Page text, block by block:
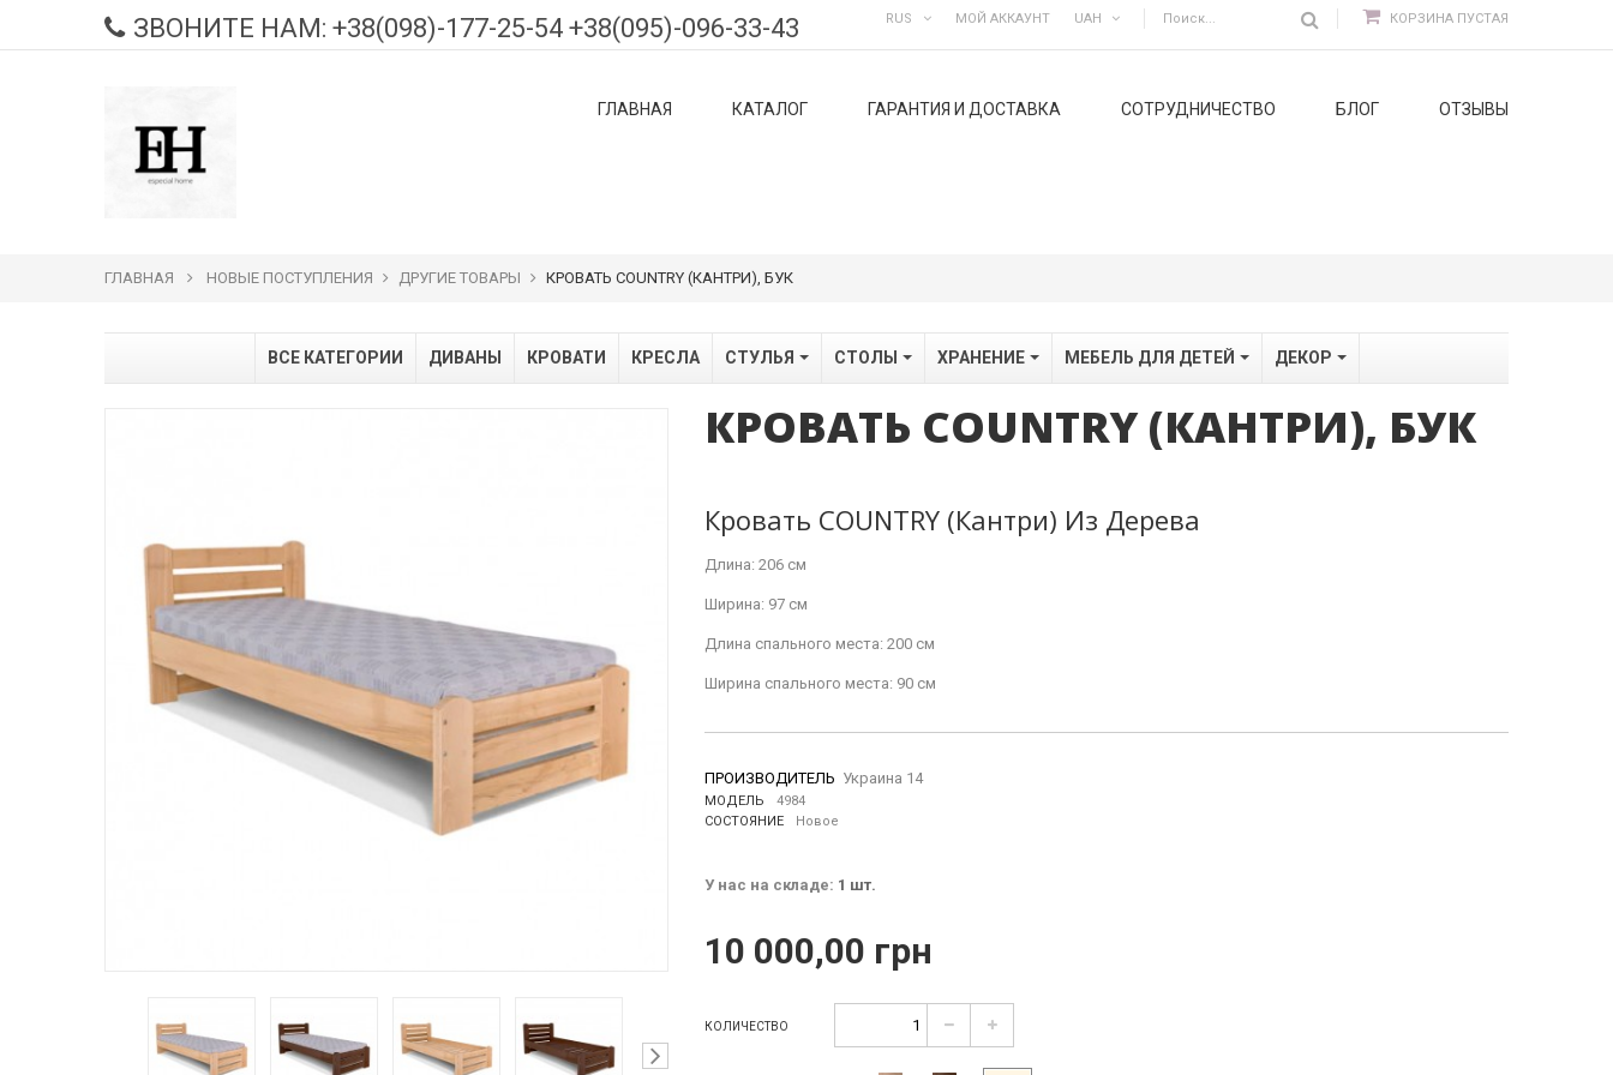
ЗВОНИТЕ НАМ: +38(098)-177-25-54 +38(095)-096-33-43 КОРЗИНА ПУСТАЯ
UAH
МОЙ АККАУНТ
RUS
ГЛАВНАЯ КАТАЛОГ ГАРАНТИЯ И ДОСТАВКА СОТРУДНИЧЕСТВО БЛОГ ОТЗЫВЫ
ГЛАВНАЯ НОВЫЕ ПОСТУПЛЕНИЯ ДРУГИЕ ТОВАРЫ КРОВАТЬ COUNTRY (КАНТРИ), БУК
ВСЕ КАТЕГОРИИ ДИВАНЫ КРОВАТИ КРЕСЛА СТУЛЬЯ СТОЛЫ ХРАНЕНИЕ МЕБЕЛЬ ДЛЯ ДЕТЕЙ ДЕКОР
КРОВАТЬ COUNTRY (КАНТРИ), БУК
Кровать COUNTRY (Кантри) Из Дерева
Длина: 206 см
Ширина: 97 см
Длина спального места: 200 см
Ширина спального места: 90 см
ПРОИЗВОДИТЕЛЬ Украина 14
МОДЕЛЬ
4984
СОСТОЯНИЕ
Новое
У нас на складе: 1 шт.
10 000,00 грн
КОЛИЧЕСТВО